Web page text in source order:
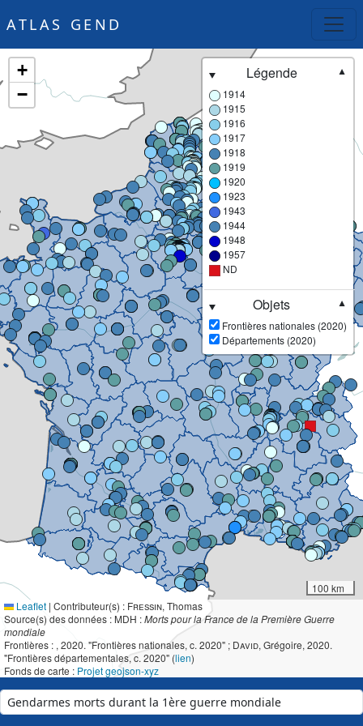
ATLAS GEND
+
−
Légende
▼
1914
1915
1916
1917
1918
1919
1920
1923
1943
1944
1948
1957
ND
Objets
▼
Frontières nationales (2020)
Départements (2020)
100 km
Leaflet | Contributeur(s) : Fressin, Thomas
Source(s) des données : MDH :Morts pour la France de la Première Guerre
mondiale
Frontières : , 2020. "Frontières nationales, c. 2020" ; David, Grégoire, 2020.
"Frontières départementales, c. 2020" (lien)
Fonds de carte : Projet geojson-xyz